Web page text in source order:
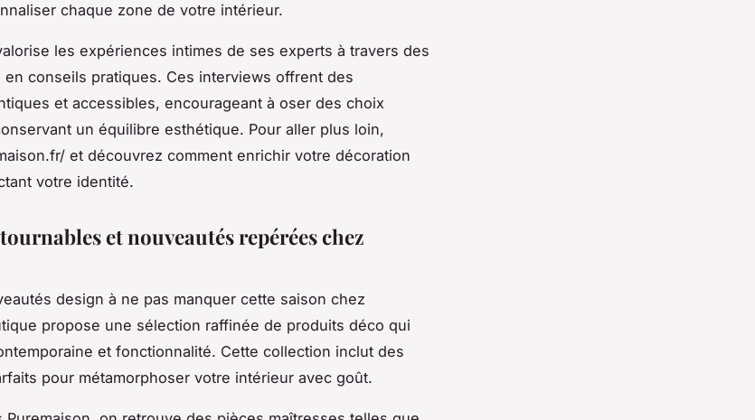
chaque zone de votre intérieur.
les expériences intimes de ses experts à travers des
conseils pratiques. Ces interviews offrent des
et accessibles, encourageant à oser des choix
un équilibre esthétique. Pour aller plus loin,
et découvrez comment enrichir votre décoration
votre identité.
et nouveautés repérées chez
design à ne pas manquer cette saison chez
propose une sélection raffinée de produits déco qui
et fonctionnalité. Cette collection inclut des
pour métamorphoser votre intérieur avec goût.